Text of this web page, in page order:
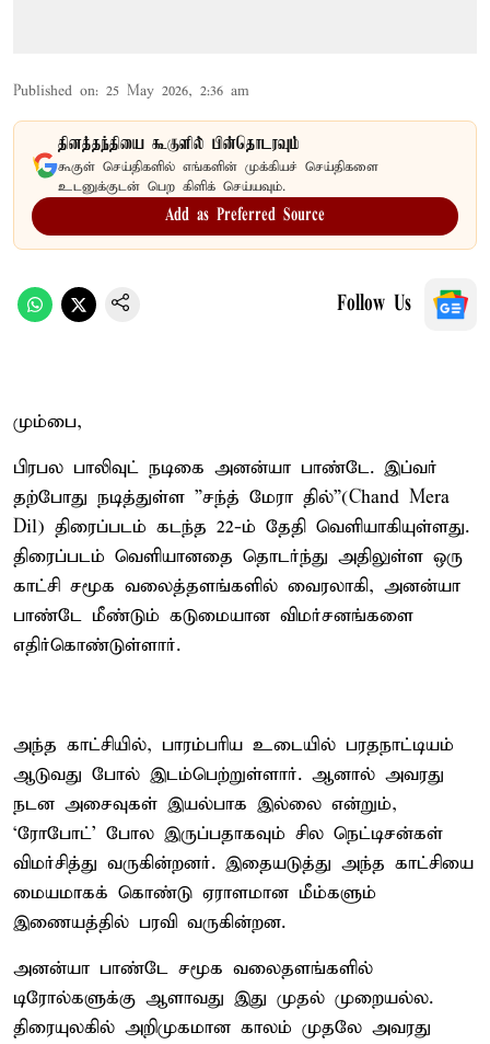
Published on: 25 May 2026, 2:36 am
தினத்தந்தியை கூகுளில் பின்தொடரவும்
கூகுள் செய்திகளில் எங்களின் முக்கியச் செய்திகளை
உடனுக்குடன் பெற கிளிக் செய்யவும்.
Add as Preferred Source
Follow Us
மும்பை,
பிரபல பாலிவுட் நடிகை அனன்யா பாண்டே. இப்வர்
தற்போது நடித்துள்ள ”சந்த் மேரா தில்”(Chand Mera
Dil) திரைப்படம் கடந்த 22-ம் தேதி வெளியாகியுள்ளது.
திரைப்படம் வெளியானதை தொடர்ந்து அதிலுள்ள ஒரு
காட்சி சமூக வலைத்தளங்களில் வைரலாகி, அனன்யா
பாண்டே மீண்டும் கடுமையான விமர்சனங்களை
எதிர்கொண்டுள்ளார்.
அந்த காட்சியில், பாரம்பரிய உடையில் பரதநாட்டியம்
ஆடுவது போல் இடம்பெற்றுள்ளார். ஆனால் அவரது
நடன அசைவுகள் இயல்பாக இல்லை என்றும்,
‘ரோபோட்’ போல இருப்பதாகவும் சில நெட்டிசன்கள்
விமர்சித்து வருகின்றனர். இதையடுத்து அந்த காட்சியை
மையமாகக் கொண்டு ஏராளமான மீம்களும்
இணையத்தில் பரவி வருகின்றன.
அனன்யா பாண்டே சமூக வலைதளங்களில்
டிரோல்களுக்கு ஆளாவது இது முதல் முறையல்ல.
திரையுலகில் அறிமுகமான காலம் முதலே அவரது